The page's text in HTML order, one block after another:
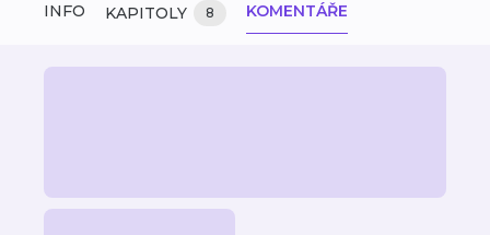
INFO KAPITOLY 8 KOMENTÁŘE